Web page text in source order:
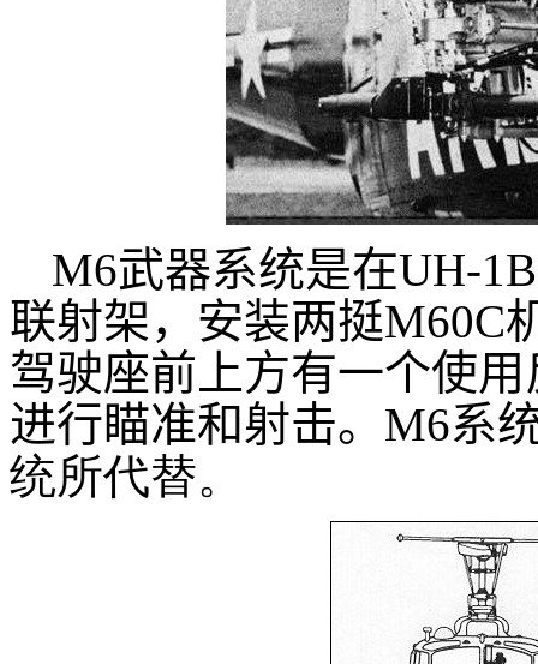
M6武器系统是在UH-1B
联射架，安装两挺M60C
驾驶座前上方有一个使
进行瞄准和射击。M6系
统所代替。